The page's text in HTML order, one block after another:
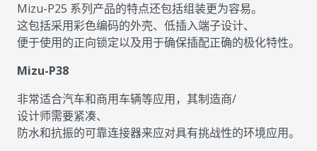
Mizu-P25 系列产品的特点还包括组装更为容易。
这包括采用彩色编码的外壳、低插入端子设计、
便于使用的正向锁定以及用于确保插配正确的极化特性。
Mizu-P38
非常适合汽车和商用车辆等应用，其制造商/
设计师需要紧凑、
防水和抗振的可靠连接器来应对具有挑战性的环境应用。